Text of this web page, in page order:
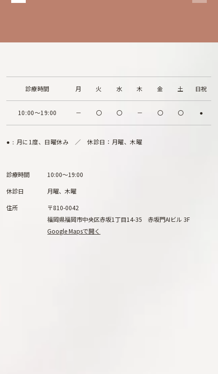
診療時間 月 火 水 木 金 土 日祝
10:00～19:00 － 〇 〇 － 〇 〇 ●
●： 月に1度、日曜休み ／ 休診日：月曜、木曜
診療時間
10:00～19:00
休診日
月曜、木曜
住所
〒810-0042
福岡県福岡市中央区赤坂1丁目14-35 赤坂門AIビル 3F
Google Mapsで開く